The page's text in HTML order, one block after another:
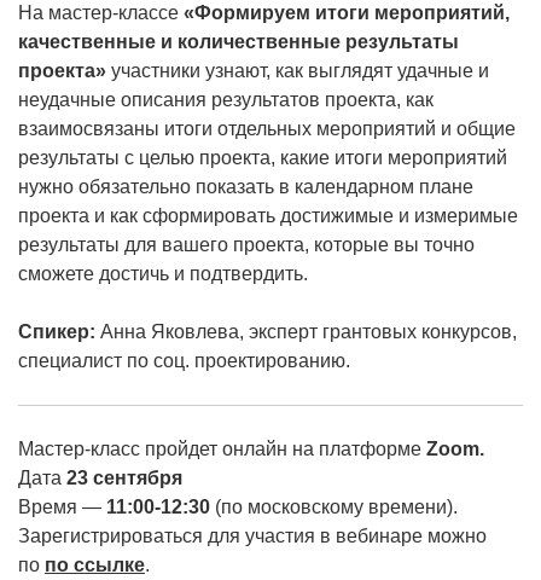
На мастер-классе «Формируем итоги мероприятий,
качественные и количественные результаты
проекта» участники узнают, как выглядят удачные и
неудачные описания результатов проекта, как
взаимосвязаны итоги отдельных мероприятий и общие
результаты с целью проекта, какие итоги мероприятий
нужно обязательно показать в календарном плане
проекта и как сформировать достижимые и измеримые
результаты для вашего проекта, которые вы точно
сможете достичь и подтвердить.
Спикер: Анна Яковлева, эксперт грантовых конкурсов,
специалист по соц. проектированию.
Мастер-класс пройдет онлайн на платформе Zoom.
Дата 23 сентября
Время — 11:00-12:30 (по московскому времени).
Зарегистрироваться для участия в вебинаре можно
по по ссылке.